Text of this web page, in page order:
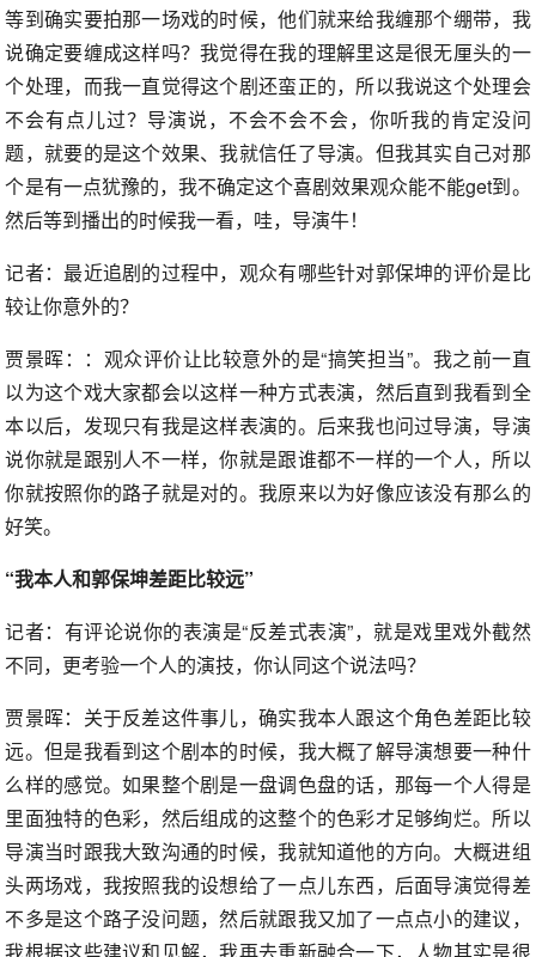
等到确实要拍那一场戏的时候，他们就来给我缠那个绷带，我
说确定要缠成这样吗？我觉得在我的理解里这是很无厘头的一
个处理，而我一直觉得这个剧还蛮正的，所以我说这个处理会
不会有点儿过？导演说，不会不会不会，你听我的肯定没问
题，就要的是这个效果、我就信任了导演。但我其实自己对那
个是有一点犹豫的，我不确定这个喜剧效果观众能不能get到。
然后等到播出的时候我一看，哇，导演牛！
记者：最近追剧的过程中，观众有哪些针对郭保坤的评价是比
较让你意外的？
贾景晖：：观众评价让比较意外的是“搞笑担当”。我之前一直
以为这个戏大家都会以这样一种方式表演，然后直到我看到全
本以后，发现只有我是这样表演的。后来我也问过导演，导演
说你就是跟别人不一样，你就是跟谁都不一样的一个人，所以
你就按照你的路子就是对的。我原来以为好像应该没有那么的
好笑。
“我本人和郭保坤差距比较远”
记者：有评论说你的表演是“反差式表演”，就是戏里戏外截然
不同，更考验一个人的演技，你认同这个说法吗？
贾景晖：关于反差这件事儿，确实我本人跟这个角色差距比较
远。但是我看到这个剧本的时候，我大概了解导演想要一种什
么样的感觉。如果整个剧是一盘调色盘的话，那每一个人得是
里面独特的色彩，然后组成的这整个的色彩才足够绚烂。所以
导演当时跟我大致沟通的时候，我就知道他的方向。大概进组
头两场戏，我按照我的设想给了一点儿东西，后面导演觉得差
不多是这个路子没问题，然后就跟我又加了一点点小的建议，